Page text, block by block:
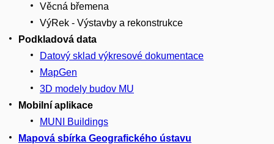
Věcná břemena
VýRek - Výstavby a rekonstrukce
Podkladová data
Datový sklad výkresové dokumentace
MapGen
3D modely budov MU
Mobilní aplikace
MUNI Buildings
Mapová sbírka Geografického ústavu